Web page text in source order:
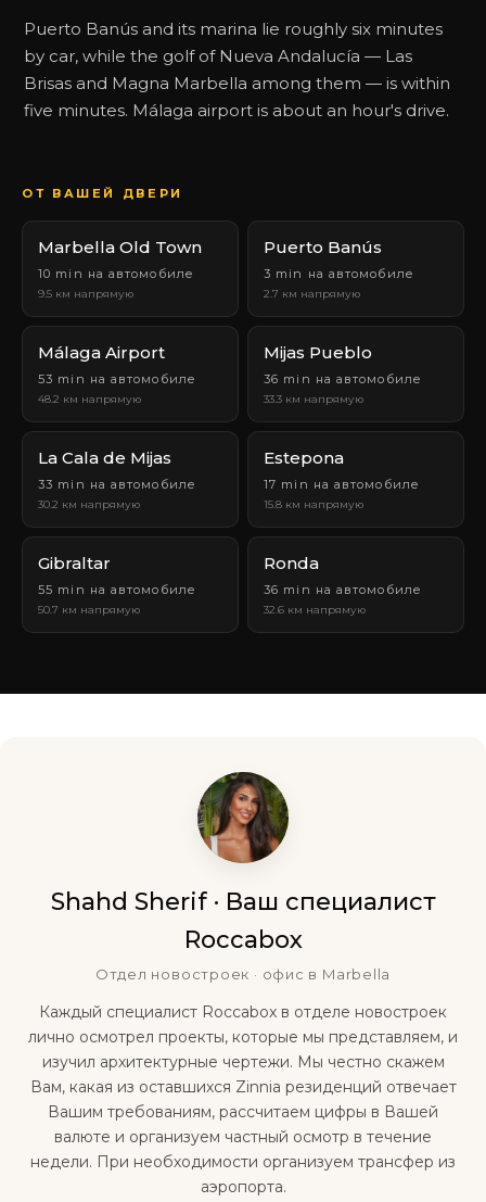
Puerto Banús and its marina lie roughly six minutes
by car, while the golf of Nueva Andalucía — Las
Brisas and Magna Marbella among them — is within
five minutes. Málaga airport is about an hour's drive.
ОТ ВАШЕЙ ДВЕРИ
Marbella Old Town
10 min на автомобиле
9.5 км напрямую
Puerto Banús
3 min на автомобиле
2.7 км напрямую
Málaga Airport
53 min на автомобиле
48.2 км напрямую
Mijas Pueblo
36 min на автомобиле
33.3 км напрямую
La Cala de Mijas
33 min на автомобиле
30.2 км напрямую
Estepona
17 min на автомобиле
15.8 км напрямую
Gibraltar
55 min на автомобиле
50.7 км напрямую
Ronda
36 min на автомобиле
32.6 км напрямую
Shahd Sherif · Ваш специалист
Roccabox
Отдел новостроек · офис в Marbella
Каждый специалист Roccabox в отделе новостроек
лично осмотрел проекты, которые мы представляем, и
изучил архитектурные чертежи. Мы честно скажем
Вам, какая из оставшихся Zinnia резиденций отвечает
Вашим требованиям, рассчитаем цифры в Вашей
валюте и организуем частный осмотр в течение
недели. При необходимости организуем трансфер из
аэропорта.